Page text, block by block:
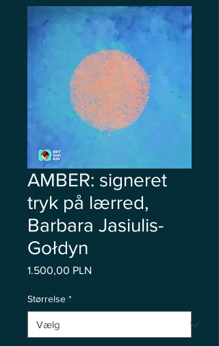
AMBER: signeret
tryk på lærred,
Barbara Jasiulis-
Gołdyn
1.500,00 PLN
Størrelse *